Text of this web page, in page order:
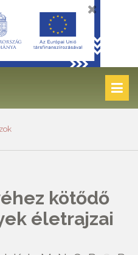
kötődő
életrajzai